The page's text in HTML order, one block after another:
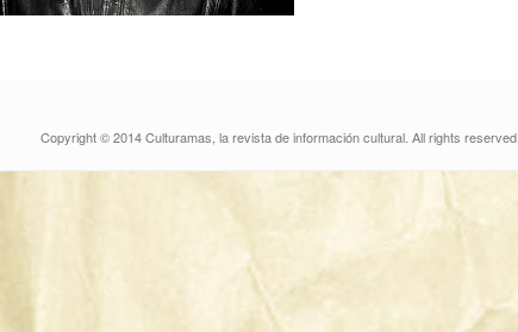
Copyright © 2014 Culturamas, la revista de información cultural. All rights reserved.